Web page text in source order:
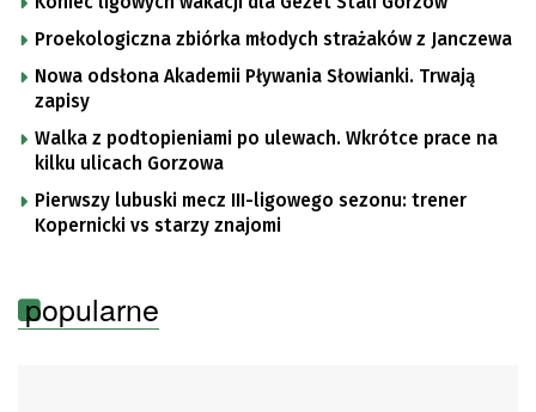
Proekologiczna zbiórka młodych strażaków z Janczewa
Nowa odsłona Akademii Pływania Słowianki. Trwają
zapisy
Walka z podtopieniami po ulewach. Wkrótce prace na
kilku ulicach Gorzowa
Pierwszy lubuski mecz III-ligowego sezonu: trener
Kopernicki vs starzy znajomi
popularne